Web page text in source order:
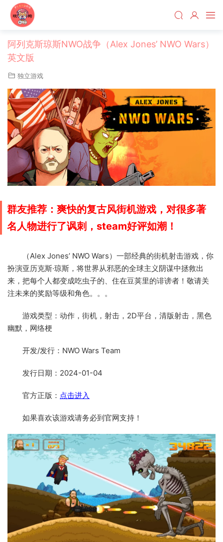
阿列克斯琼斯NWO战争（Alex Jones’ NWO Wars）
英文版
独立游戏
群友推荐：爽快的复古风街机游戏，对很多著
名人物进行了讽刺，steam好评如潮！
（Alex Jones’ NWO Wars）一部经典的街机射击游戏，你
扮演亚历克斯·琼斯，将世界从邪恶的全球主义阴谋中拯救出
来，把每个人都变成吃虫子的、住在豆荚里的诽谤者！敬请关
注未来的奖励等级和角色。。。
游戏类型：动作，街机，射击，2D平台，清版射击，黑色
幽默，网络梗
开发/发行：NWO Wars Team
发行日期：2024-01-04
官方正版： 点击进入
如果喜欢该游戏请务必到官网支持！